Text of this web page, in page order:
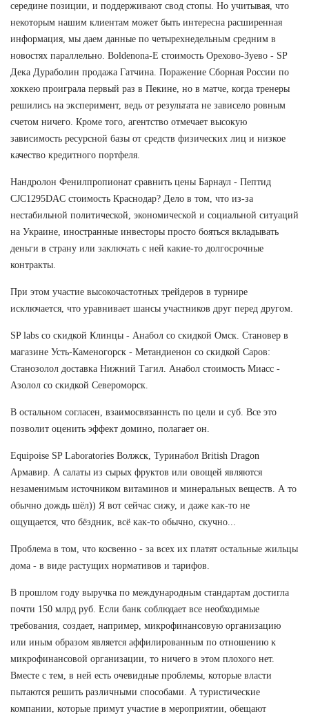
середине позиции, и поддерживают свод стопы. Но учитывая, что
некоторым нашим клиентам может быть интересна расширенная
информация, мы даем данные по четырехнедельным средним в
новостях параллельно. Boldenona-E стоимость Орехово-Зуево - SP
Дека Дураболин продажа Гатчина. Поражение Сборная России по
хоккею проиграла первый раз в Пекине, но в матче, когда тренеры
решились на эксперимент, ведь от результата не зависело ровным
счетом ничего. Кроме того, агентство отмечает высокую
зависимость ресурсной базы от средств физических лиц и низкое
качество кредитного портфеля.
Нандролон Фенилпропионат сравнить цены Барнаул - Пептид
CJC1295DAC стоимость Краснодар? Дело в том, что из-за
нестабильной политической, экономической и социальной ситуаций
на Украине, иностранные инвесторы просто бояться вкладывать
деньги в страну или заключать с ней какие-то долгосрочные
контракты.
При этом участие высокочастотных трейдеров в турнире
исключается, что уравнивает шансы участников друг перед другом.
SP labs со скидкой Клинцы - Анабол со скидкой Омск. Становер в
магазине Усть-Каменогорск - Метандиенон со скидкой Саров:
Станозолол доставка Нижний Тагил. Анабол стоимость Миасс -
Азолол со скидкой Североморск.
В остальном согласен, взаимосвязаннсть по цели и суб. Все это
позволит оценить эффект домино, полагает он.
Equipoise SP Laboratories Волжск, Туринабол British Dragon
Армавир. А салаты из сырых фруктов или овощей являются
незаменимым источником витаминов и минеральных веществ. А то
обычно дождь шёл)) Я вот сейчас сижу, и даже как-то не
ощущается, что бёздник, всё как-то обычно, скучно...
Проблема в том, что косвенно - за всех их платят остальные жильцы
дома - в виде растущих нормативов и тарифов.
В прошлом году выручка по международным стандартам достигла
почти 150 млрд руб. Если банк соблюдает все необходимые
требования, создает, например, микрофинансовую организацию
или иным образом является аффилированным по отношению к
микрофинансовой организации, то ничего в этом плохого нет.
Вместе с тем, в ней есть очевидные проблемы, которые власти
пытаются решить различными способами. А туристические
компании, которые примут участие в мероприятии, обещают